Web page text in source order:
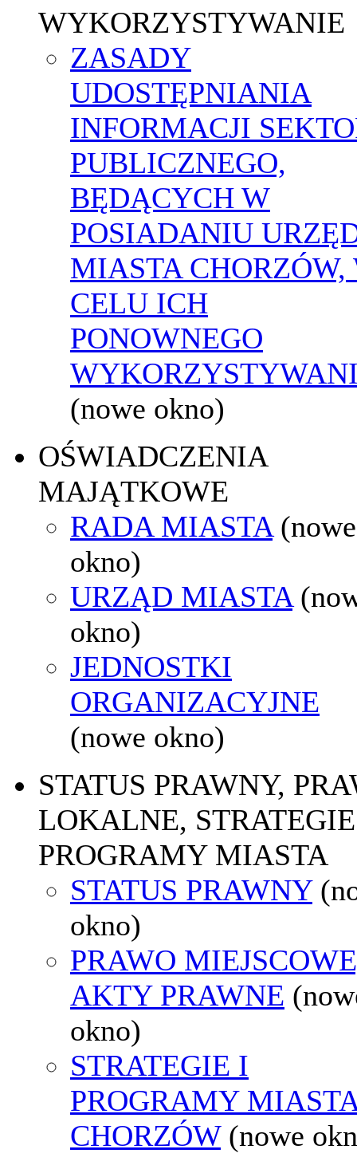
WYKORZYSTYWANIE
ZASADY
UDOSTĘPNIANIA
INFORMACJI
PUBLICZNEGO,
BĘDĄCYCH W
POSIADANIU
MIASTA CHORZÓW,
CELU ICH
PONOWNEGO
(nowe okno)
OŚWIADCZENIA
MAJĄTKOWE
RADA MIASTA (nowe
okno)
URZĄD MIASTA
okno)
JEDNOSTKI
ORGANIZACYJNE
(nowe okno)
STATUS PRAWNY,
LOKALNE,
PROGRAMY MIASTA
STATUS PRAWNY
okno)
PRAWO
AKTY PRAWNE
okno)
STRATEGIE I
PROGRAMY
CHORZÓW (nowe